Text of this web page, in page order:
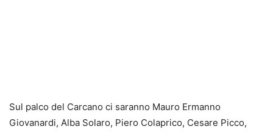
Sul palco del Carcano ci saranno Mauro Ermanno
Giovanardi, Alba Solaro, Piero Colaprico, Cesare Picco,